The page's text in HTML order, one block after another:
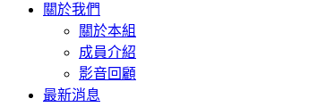
關於我們
關於本組
成員介紹
影音回顧
最新消息